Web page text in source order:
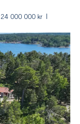
24 000 000 kr